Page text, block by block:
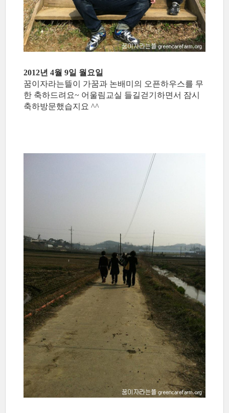
2012년 4월 9일 월요일
꿈이자라는뜰이 가꿈과 논배미의 오픈하우스를 무
한 축하드려요~ 어울림교실 들길걷기하면서 잠시
축하방문했습지요 ^^